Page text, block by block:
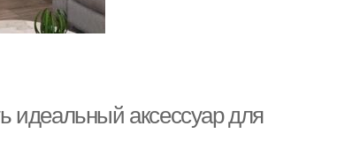
идеальный аксессуар для